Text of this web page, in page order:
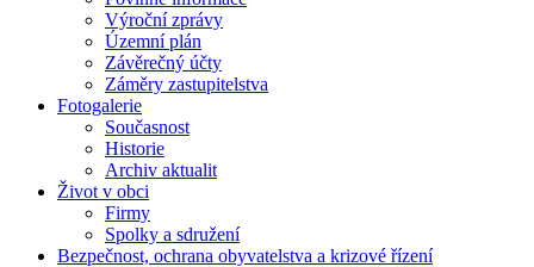
Výroční zprávy
Územní plán
Závěrečný účty
Záměry zastupitelstva
Fotogalerie
Současnost
Historie
Archiv aktualit
Život v obci
Firmy
Spolky a sdružení
Bezpečnost, ochrana obyvatelstva a krizové řízení